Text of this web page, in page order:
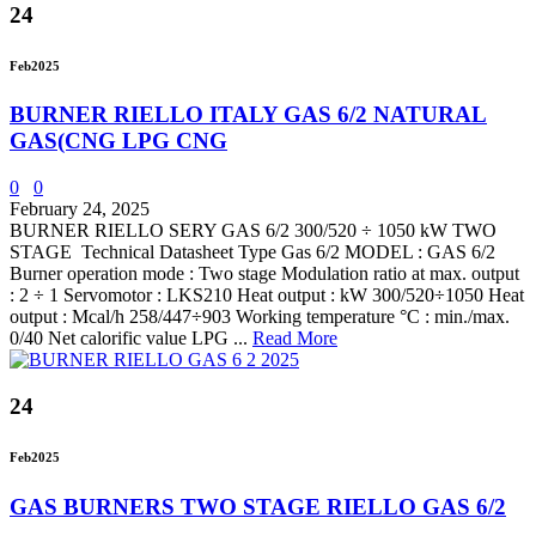
24
Feb2025
BURNER RIELLO ITALY GAS 6/2 NATURAL
GAS(CNG LPG CNG
0
0
February 24, 2025
BURNER RIELLO SERY GAS 6/2 300/520 ÷ 1050 kW TWO
STAGE Technical Datasheet Type Gas 6/2 MODEL : GAS 6/2
Burner operation mode : Two stage Modulation ratio at max. output
: 2 ÷ 1 Servomotor : LKS210 Heat output : kW 300/520÷1050 Heat
output : Mcal/h 258/447÷903 Working temperature °C : min./max.
0/40 Net calorific value LPG ... Read More
24
Feb2025
GAS BURNERS TWO STAGE RIELLO GAS 6/2